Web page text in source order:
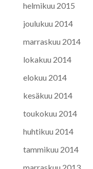
helmikuu 2015
joulukuu 2014
marraskuu 2014
lokakuu 2014
elokuu 2014
kesäkuu 2014
toukokuu 2014
huhtikuu 2014
tammikuu 2014